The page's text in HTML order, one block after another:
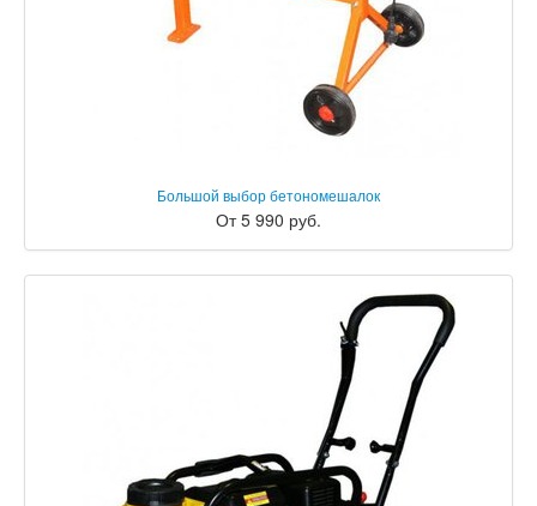
Большой выбор бетономешалок
От 5 990 руб.